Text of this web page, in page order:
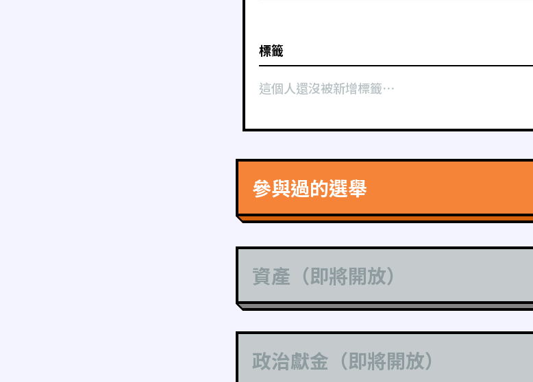
標籤
這個人還沒被新增標籤⋯
參與過的選舉
資產（即將開放）
政治獻金（即將開放）